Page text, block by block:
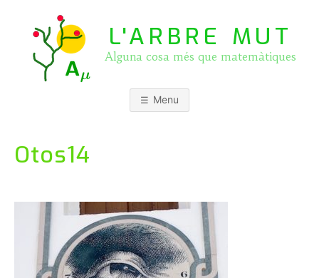
L'ARBRE MUT
Alguna cosa més que matemàtiques
Menu
Otos14